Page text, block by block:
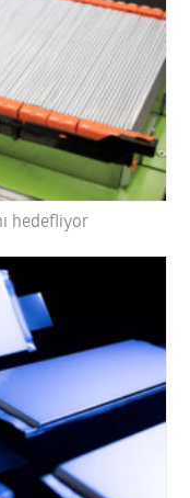
hedefliyor